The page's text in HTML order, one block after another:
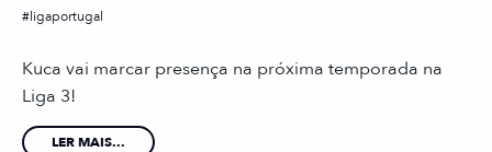
ligaportugal
Kuca vai marcar presença na próxima temporada na
Liga 3!
LER MAIS...